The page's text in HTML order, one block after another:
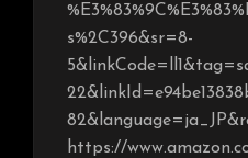
s%2C396&sr=8-
https://